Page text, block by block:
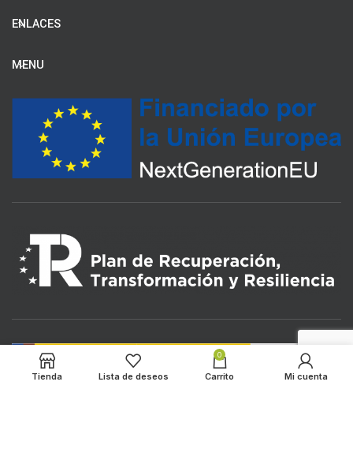
ENLACES
MENU
Tienda Lista de deseos
0
Carrito Mi cuenta